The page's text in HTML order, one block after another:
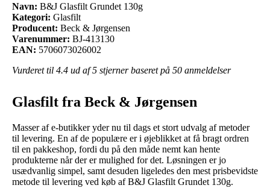
Navn: B&J Glasfilt Grundet 130g
Kategori: Glasfilt
Producent: Beck & Jørgensen
Varenummer: BJ-413130
EAN: 5706073026002
Vurderet til 4.4 ud af 5 stjerner baseret på 50 anmeldelser
Glasfilt fra Beck & Jørgensen
Masser af e-butikker yder nu til dags et stort udvalg af metoder
til levering. En af de populære er i øjeblikket at få bragt ordren
til en pakkeshop, fordi du på den måde nemt kan hente
produkterne når der er mulighed for det. Løsningen er jo
usædvanlig simpel, samt desuden ligeledes den mest prisbevidste
metode til levering ved køb af B&J Glasfilt Grundet 130g.